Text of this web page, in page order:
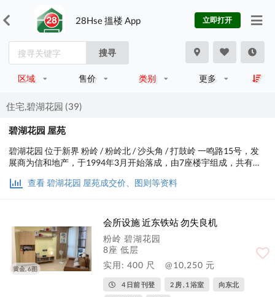
28Hse 搵楼 App 立即打开
搜寻
区域 售价 类别 更多
住宅,碧湖花园 (39)
碧湖花园 屋苑
碧湖花园 位于新界 粉岭 / 粉岭北 / 沙头角 / 打鼓岭 一鸣路15号，发
展商为信和地产，于1994年3月开始落成，由7座楼宇组成，共有
池、儿童设施、运动设施、娱乐设施、餐饮设施、美容/保健；交通
查看 碧湖花园 屋苑成交价、图则等资料
黄金, 6图
会所设施 近东铁站 勿失良机
粉岭 碧湖花园
8座 低层
实用: 400 尺
@10,250 元
4 日前 刊登 2 房 , 1 浴室 向东北